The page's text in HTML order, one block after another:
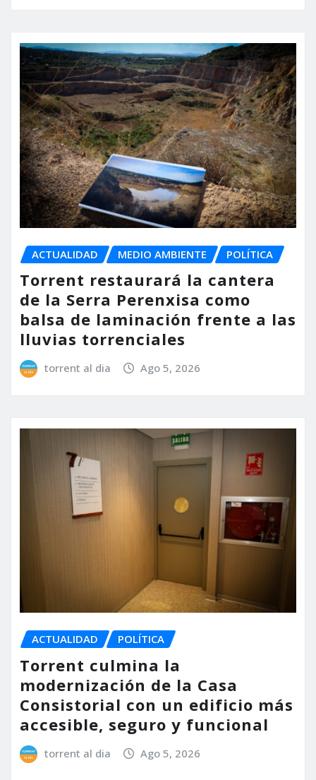
ACTUALIDAD MEDIO AMBIENTE POLÍTICA
Torrent restaurará la cantera
de la Serra Perenxisa como
balsa de laminación frente a las
lluvias torrenciales
torrent al dia Ago 5, 2026
ACTUALIDAD POLÍTICA
Torrent culmina la
modernización de la Casa
Consistorial con un edificio más
accesible, seguro y funcional
torrent al dia Ago 5, 2026